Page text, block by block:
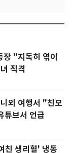
장 "지독히 엮이
직격
외 여행서 "친모
브서 언급
생리혈' 냉동